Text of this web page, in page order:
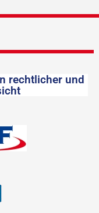
rechtlicher und